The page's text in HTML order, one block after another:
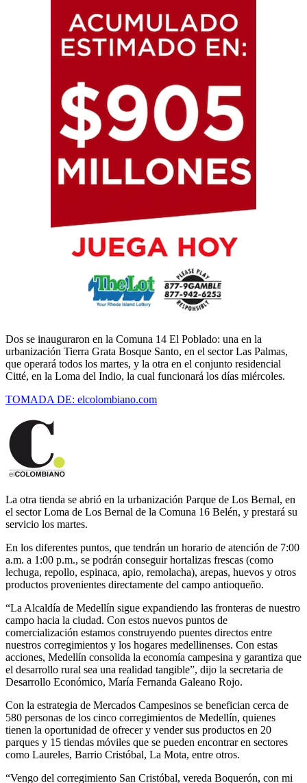
Dos se inauguraron en la Comuna 14 El Poblado: una en la
urbanización Tierra Grata Bosque Santo, en el sector Las Palmas,
que operará todos los martes, y la otra en el conjunto residencial
Citté, en la Loma del Indio, la cual funcionará los días miércoles.
TOMADA DE: elcolombiano.com
La otra tienda se abrió en la urbanización Parque de Los Bernal, en
el sector Loma de Los Bernal de la Comuna 16 Belén, y prestará su
servicio los martes.
En los diferentes puntos, que tendrán un horario de atención de 7:00
a.m. a 1:00 p.m., se podrán conseguir hortalizas frescas (como
lechuga, repollo, espinaca, apio, remolacha), arepas, huevos y otros
productos provenientes directamente del campo antioqueño.
“La Alcaldía de Medellín sigue expandiendo las fronteras de nuestro
campo hacia la ciudad. Con estos nuevos puntos de
comercialización estamos construyendo puentes directos entre
nuestros corregimientos y los hogares medellinenses. Con estas
acciones, Medellín consolida la economía campesina y garantiza que
el desarrollo rural sea una realidad tangible”, dijo la secretaria de
Desarrollo Económico, María Fernanda Galeano Rojo.
Con la estrategia de Mercados Campesinos se benefician cerca de
580 personas de los cinco corregimientos de Medellín, quienes
tienen la oportunidad de ofrecer y vender sus productos en 20
parques y 15 tiendas móviles que se pueden encontrar en sectores
como Laureles, Barrio Cristóbal, La Mota, entre otros.
“Vengo del corregimiento San Cristóbal, vereda Boquerón, con mi